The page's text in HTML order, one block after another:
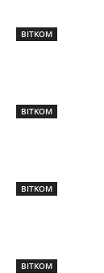
BITKOM
BITKOM
BITKOM
BITKOM